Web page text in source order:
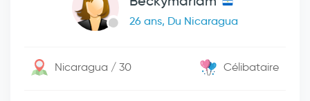
26 ans, Du Nicaragua
Nicaragua / 30 Célibataire